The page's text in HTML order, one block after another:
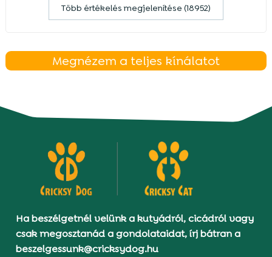
Több értékelés megjelenítése (18952)
Megnézem a teljes kínálatot
Ha beszélgetnél velünk a kutyádról, cicádról vagy
csak megosztanád a gondolataidat, írj bátran a
beszelgessunk@cricksydog.hu